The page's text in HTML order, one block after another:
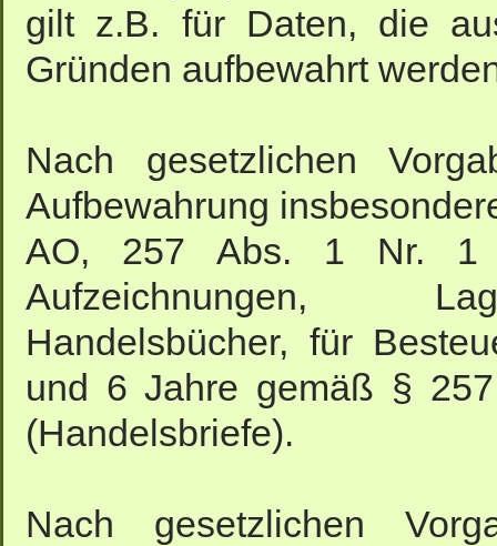
gilt z.B. für Daten, die
Gründen aufbewahrt
Nach gesetzlichen
Aufbewahrung
AO, 257 Abs. 1 Nr. 1
Aufzeichnungen,
Handelsbücher, für
und 6 Jahre gemäß §
(Handelsbriefe).
Nach gesetzlichen